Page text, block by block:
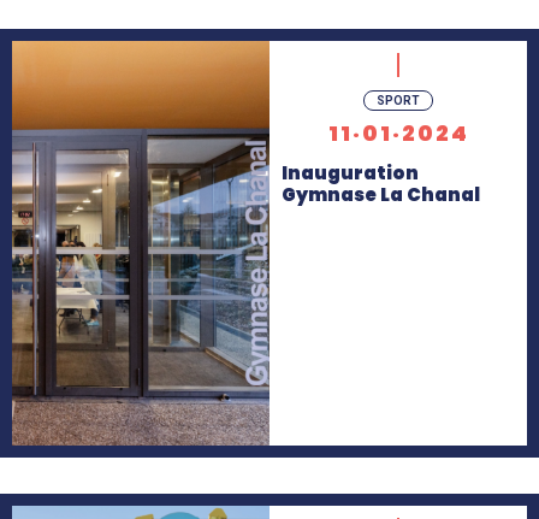
SPORT
11·01·2024
Inauguration
Gymnase La Chanal
En
savoir
+